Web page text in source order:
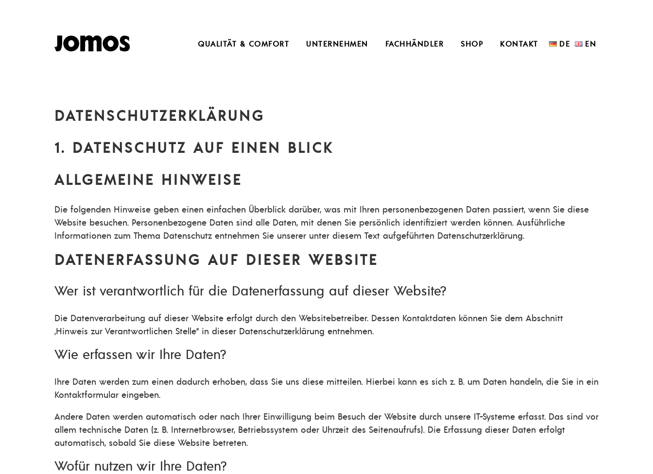
QUALITÄT & COMFORT UNTERNEHMEN FACHHÄNDLER SHOP KONTAKT DE EN
DATENSCHUTZ­ERKLÄRUNG
1. DATENSCHUTZ AUF EINEN BLICK
ALLGEMEINE HINWEISE
Die folgenden Hinweise geben einen einfachen Überblick darüber, was mit Ihren personenbezogenen Daten passiert, wenn Sie diese
Website besuchen. Personenbezogene Daten sind alle Daten, mit denen Sie persönlich identifiziert werden können. Ausführliche
Informationen zum Thema Datenschutz entnehmen Sie unserer unter diesem Text aufgeführten Datenschutzerklärung.
DATENERFASSUNG AUF DIESER WEBSITE
Wer ist verantwortlich für die Datenerfassung auf dieser Website?
Die Datenverarbeitung auf dieser Website erfolgt durch den Websitebetreiber. Dessen Kontaktdaten können Sie dem Abschnitt
„Hinweis zur Verantwortlichen Stelle“ in dieser Datenschutzerklärung entnehmen.
Wie erfassen wir Ihre Daten?
Ihre Daten werden zum einen dadurch erhoben, dass Sie uns diese mitteilen. Hierbei kann es sich z. B. um Daten handeln, die Sie in ein
Kontaktformular eingeben.
Andere Daten werden automatisch oder nach Ihrer Einwilligung beim Besuch der Website durch unsere IT-Systeme erfasst. Das sind vor
allem technische Daten (z. B. Internetbrowser, Betriebssystem oder Uhrzeit des Seitenaufrufs). Die Erfassung dieser Daten erfolgt
automatisch, sobald Sie diese Website betreten.
Wofür nutzen wir Ihre Daten?